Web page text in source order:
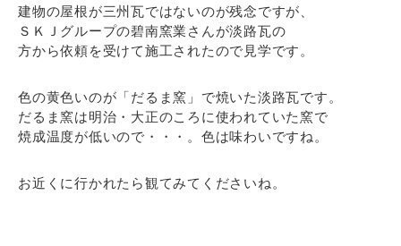
建物の屋根が三州瓦ではないのが残念ですが、
ＳＫＪグループの碧南窯業さんが淡路瓦の
方から依頼を受けて施工されたので見学です。
色の黄色いのが「だるま窯」で焼いた淡路瓦です。
だるま窯は明治・大正のころに使われていた窯で
焼成温度が低いので・・・。色は味わいですね。
お近くに行かれたら観てみてくださいね。